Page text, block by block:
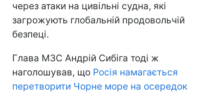
через атаки на цивільні судна, які
загрожують глобальній продовольчій
безпеці.
Глава МЗС Андрій Сибіга тоді ж
наголошував, що Росія намагається
перетворити Чорне море на осередок